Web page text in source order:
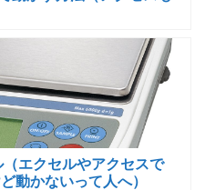
エクセルやアクセスで
動かないって人へ）